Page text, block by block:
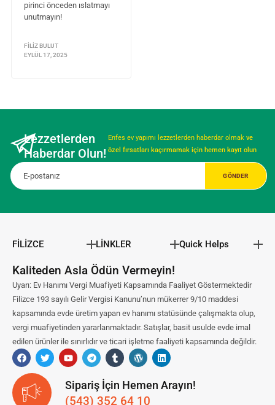
pirinci önceden ıslatmayı
unutmayın!
FILIZ BULUT
EYLÜL 17, 2025
Lezzetlerden
Haberdar Olun!
Enfes ev yapımı lezzetlerden haberdar olmak ve
özel fırsatları kaçırmamak için hemen kayıt olun
FİLİZCE LİNKLER Quick Helps
Kaliteden Asla Ödün Vermeyin!
Uyarı: Ev Hanımı Vergi Muafiyeti Kapsamında Faaliyet Göstermektedir
Filizce 193 sayılı Gelir Vergisi Kanunu’nun mükerrer 9/10 maddesi
kapsamında evde üretim yapan ev hanımı statüsünde çalışmakta olup,
vergi muafiyetinden yararlanmaktadır. Satışlar, basit usulde evde imal
edilen ürünler ile sınırlıdır ve ticari işletme faaliyeti kapsamında değildir.
Sipariş İçin Hemen Arayın!
(543) 352 64 10